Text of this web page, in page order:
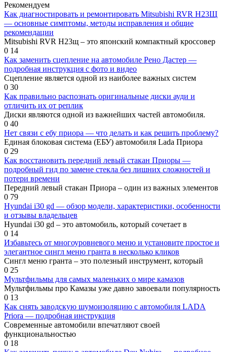
Рекомендуем
Как диагностировать и ремонтировать Mitsubishi RVR Н23Щ
— основные симптомы, методы исправления и общие
рекомендации
Mitsubishi RVR Н23щ – это японский компактный кроссовер
0 14
Как заменить сцепление на автомобиле Рено Дастер —
подробная инструкция с фото и видео
Сцепление является одной из наиболее важных систем
0 30
Как правильно распознать оригинальные диски ауди и
отличить их от реплик
Диски являются одной из важнейших частей автомобиля.
0 40
Нет связи с ебу приора — что делать и как решить проблему?
Единая блоковая система (ЕБУ) автомобиля Lada Приора
0 29
Как восстановить передний левый стакан Приоры —
подробный гид по замене стекла без лишних сложностей и
потери времени
Передний левый стакан Приора – один из важных элементов
0 79
Hyundai i30 gd — обзор модели, характеристики, особенности
и отзывы владельцев
Hyundai i30 gd – это автомобиль, который сочетает в
0 14
Избавьтесь от многоуровневого меню и установите простое и
элегантное сингл меню гранта в несколько кликов
Сингл меню гранта – это полезный инструмент, который
0 25
Мультфильмы для самых маленьких о мире камазов
Мультфильмы про Камазы уже давно завоевали популярность
0 13
Как снять заводскую шумоизоляцию с автомобиля LADA
Priora — подробная инструкция
Современные автомобили впечатляют своей
функциональностью
0 18